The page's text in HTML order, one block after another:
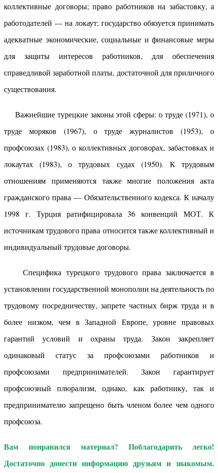
коллективные договоры; право работников на забастовку, а
работодателей — на локаут; государство обязуется принимать
адекватные экономические, социальные и финансовые меры
для защиты интересов работников, для обеспечения
справедливой заработной платы, достаточной для приличного
существования.
Важнейшие турецкие законы этой сферы: о труде (1971), о
труде моряков (1967), о труде журналистов (1953), о
профсоюзах (1983), о коллективных договорах, забастовках и
локаутах (1983), о трудовых судах (1950). К трудовым
отношениям применяются также многие положения акта
гражданского права — Обязательственного кодекса. К началу
1998 г. Турция ратифицировала 36 конвенций МОТ. К
источникам трудового права относится также коллективный и
индивидуальный трудовые договоры.
Специфика турецкого трудового права заключается в
установлении государственной монополии на деятельность по
трудовому посредничеству, запрете частных бирж труда и в
более низком, чем в Западной Европе, уровне правовых
гарантий условий и охраны труда. Закон закрепляет
одинаковый статус за профсоюзами работников и
профсоюзами предпринимателей. Закон гарантирует
профсоюзный плюрализм, однако, как работнику, так и
предпринимателю запрещено быть членом более чем одного
профсоюза.
Вам понравился материал? Поблагодарить легко!
Достаточно донести информацию друзьям и знакомым.